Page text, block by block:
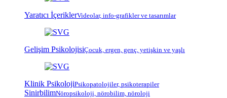
Yaratıcı İçeriklerVideolar, info-grafikler ve tasarımlar
Gelişim PsikolojisiÇocuk, ergen, genç, yetişkin ve yaşlı
Klinik PsikolojiPsikopatolojiler, psikoterapiler
SinirbilimNöropsikoloji, nörobilim, nöroloji